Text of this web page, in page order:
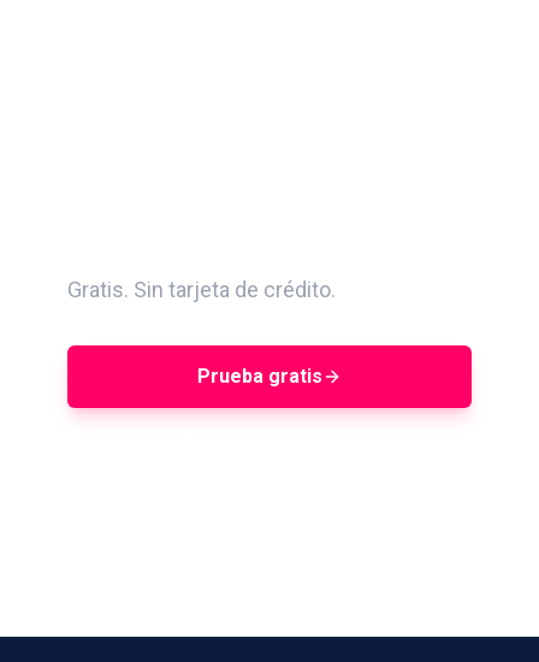
Gratis. Sin tarjeta de crédito.
Prueba gratis